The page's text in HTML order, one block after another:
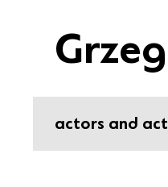
actors and